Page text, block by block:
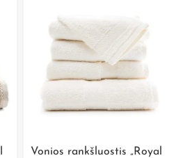
Vonios rankšluostis „Royal